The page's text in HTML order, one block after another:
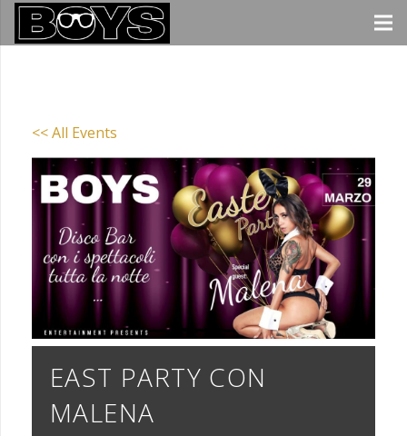
<< All Events
EAST PARTY CON
MALENA